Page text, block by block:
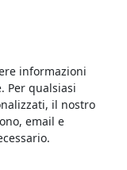
informazioni
Per qualsiasi
il nostro
email e